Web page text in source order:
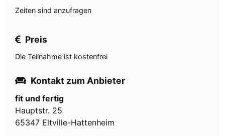
Zeiten sind anzufragen
Preis
Die Teilnahme ist kostenfrei
Kontakt zum Anbieter
fit und fertig
Hauptstr. 25
65347 Eltville-Hattenheim